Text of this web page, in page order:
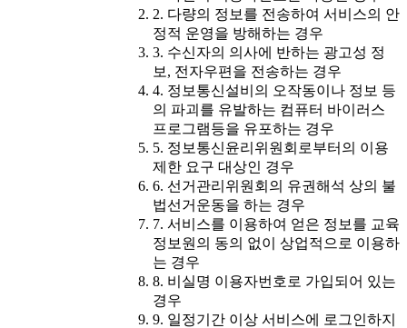
2. 다량의 정보를 전송하여 서비스의 안
정적 운영을 방해하는 경우
3. 수신자의 의사에 반하는 광고성 정
보, 전자우편을 전송하는 경우
4. 정보통신설비의 오작동이나 정보 등
의 파괴를 유발하는 컴퓨터 바이러스
프로그램등을 유포하는 경우
5. 정보통신윤리위원회로부터의 이용
제한 요구 대상인 경우
6. 선거관리위원회의 유권해석 상의 불
법선거운동을 하는 경우
7. 서비스를 이용하여 얻은 정보를 교육
정보원의 동의 없이 상업적으로 이용하
는 경우
8. 비실명 이용자번호로 가입되어 있는
경우
9. 일정기간 이상 서비스에 로그인하지